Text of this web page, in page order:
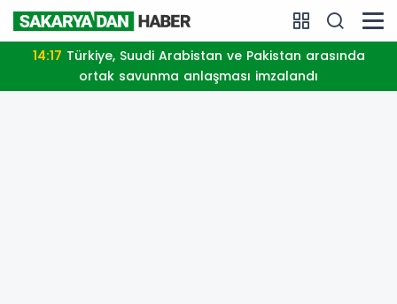
14:17
ortak savunma anlaşması imzalandı